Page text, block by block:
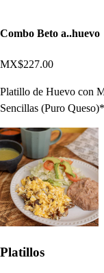
Combo Beto a..huevo
MX$227.00
Platillo de Huevo con
Sencillas (Puro
Platillos